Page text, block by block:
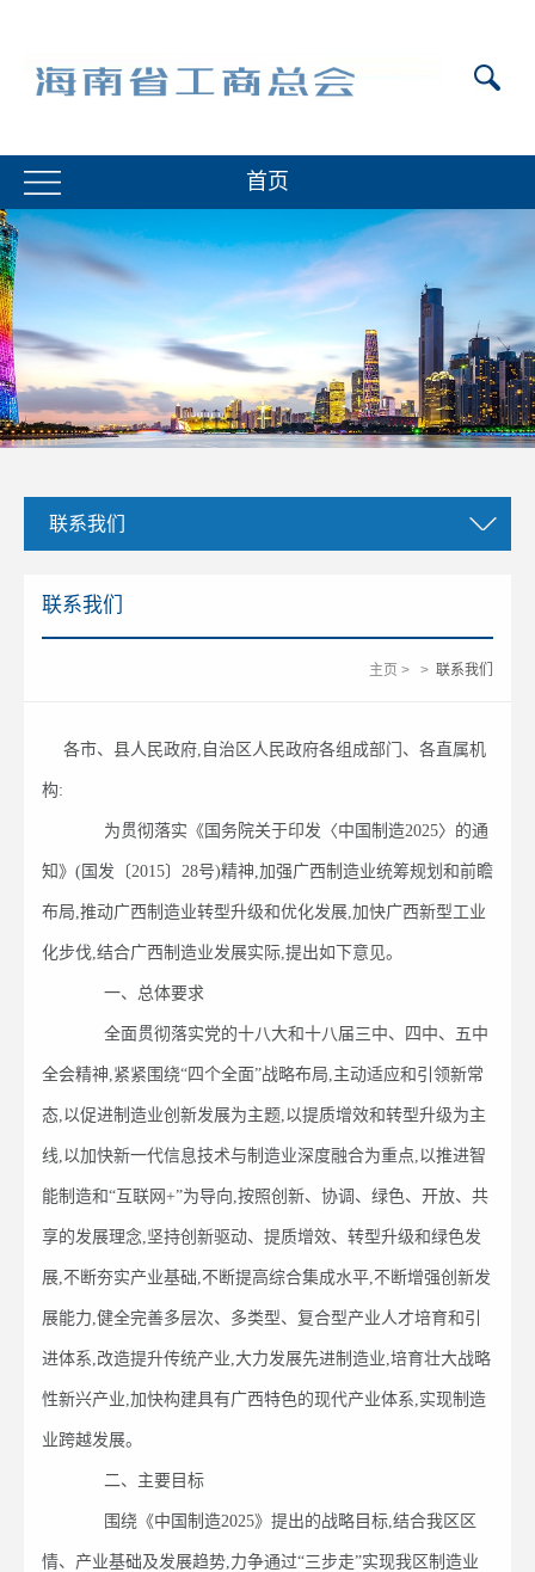
首页
联系我们
联系我们
主页 > > 联系我们
各市、县人民政府,自治区人民政府各组成部门、各直属机
构:
为贯彻落实《国务院关于印发〈中国制造2025〉的通
知》(国发〔2015〕28号)精神,加强广西制造业统筹规划和前瞻
布局,推动广西制造业转型升级和优化发展,加快广西新型工业
化步伐,结合广西制造业发展实际,提出如下意见。
一、总体要求
全面贯彻落实党的十八大和十八届三中、四中、五中
全会精神,紧紧围绕“四个全面”战略布局,主动适应和引领新常
态,以促进制造业创新发展为主题,以提质增效和转型升级为主
线,以加快新一代信息技术与制造业深度融合为重点,以推进智
能制造和“互联网+”为导向,按照创新、协调、绿色、开放、共
享的发展理念,坚持创新驱动、提质增效、转型升级和绿色发
展,不断夯实产业基础,不断提高综合集成水平,不断增强创新发
展能力,健全完善多层次、多类型、复合型产业人才培育和引
进体系,改造提升传统产业,大力发展先进制造业,培育壮大战略
性新兴产业,加快构建具有广西特色的现代产业体系,实现制造
业跨越发展。
二、主要目标
围绕《中国制造2025》提出的战略目标,结合我区区
情、产业基础及发展趋势,力争通过“三步走”实现我区制造业